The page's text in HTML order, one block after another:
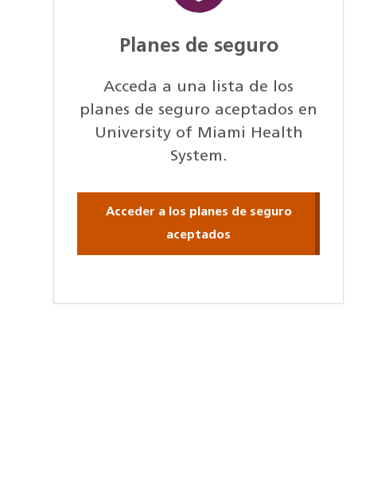
Planes de seguro
Acceda a una lista de los
planes de seguro aceptados en
University of Miami Health
System.
Acceder a los planes de seguro
aceptados